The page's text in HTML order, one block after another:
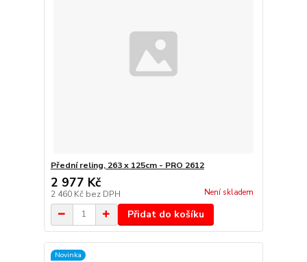
Přední reling, 263 x 125cm - PRO 2612
2 977 Kč
2 460 Kč bez DPH Není skladem
Přidat do košíku
Novinka